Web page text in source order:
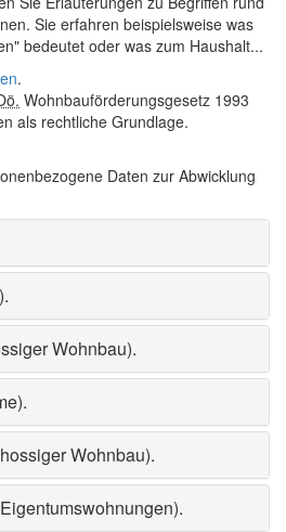
Sie erfahren beispielsweise was
bedeutet oder was zum Haushalt...
.
Wohnbauförderungsgesetz 1993
als rechtliche Grundlage.
Daten zur Abwicklung
.
Wohnbau).
.
Wohnbau).
.